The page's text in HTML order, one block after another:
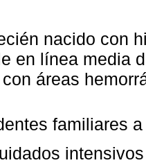
nacido con
en línea media
áreas
familiares